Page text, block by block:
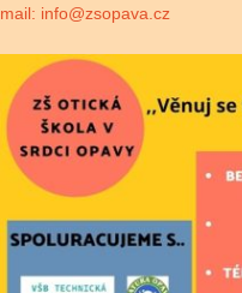
mail: info@zsopava.cz